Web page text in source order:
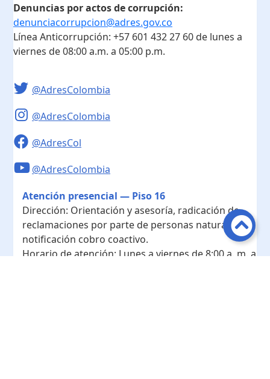
Denuncias por actos de corrupción:
denunciacorrupcion@adres.gov.co
Línea Anticorrupción: +57 601 432 27 60 de lunes a
viernes de 08:00 a.m. a 05:00 p.m.
@AdresColombia
@AdresColombia
@AdresCol
@AdresColombia
Atención presencial — Piso 16
Dirección: Orientación y asesoría, radicación de
reclamaciones por parte de personas naturales y
notificación cobro coactivo.
Horario de atención: Lunes a viernes de 8:00 a. m. a